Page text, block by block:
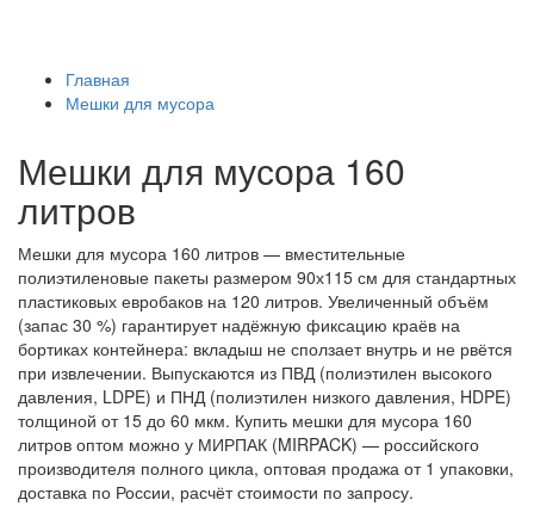
Главная
Мешки для мусора
Мешки для мусора 160
литров
Мешки для мусора 160 литров — вместительные
полиэтиленовые пакеты размером 90х115 см для стандартных
пластиковых евробаков на 120 литров. Увеличенный объём
(запас 30 %) гарантирует надёжную фиксацию краёв на
бортиках контейнера: вкладыш не сползает внутрь и не рвётся
при извлечении. Выпускаются из ПВД (полиэтилен высокого
давления, LDPE) и ПНД (полиэтилен низкого давления, HDPE)
толщиной от 15 до 60 мкм. Купить мешки для мусора 160
литров оптом можно у МИРПАК (MIRPACK) — российского
производителя полного цикла, оптовая продажа от 1 упаковки,
доставка по России, расчёт стоимости по запросу.